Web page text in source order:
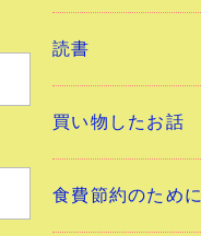
読書
買い物したお話
食費節約のために